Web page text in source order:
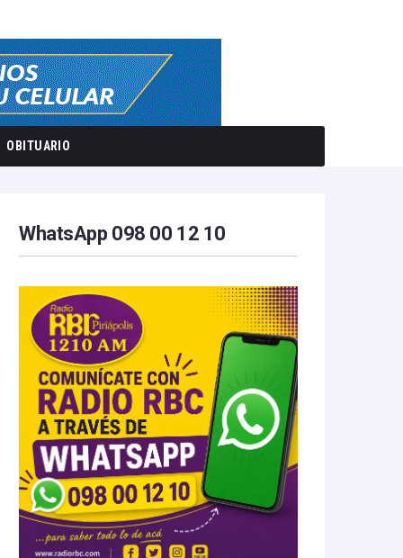
OBITUARIO
WhatsApp 098 00 12 10